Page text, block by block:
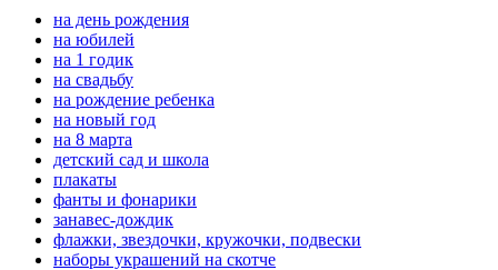
на день рождения
на юбилей
на 1 годик
на свадьбу
на рождение ребенка
на новый год
на 8 марта
детский сад и школа
плакаты
фанты и фонарики
занавес-дождик
флажки, звездочки, кружочки, подвески
наборы украшений на скотче